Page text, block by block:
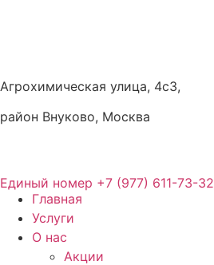
Агрохимическая улица, 4с3,
район Внуково, Москва
Единый номер +7 (977) 611-73-32
Главная
Услуги
О нас
Акции